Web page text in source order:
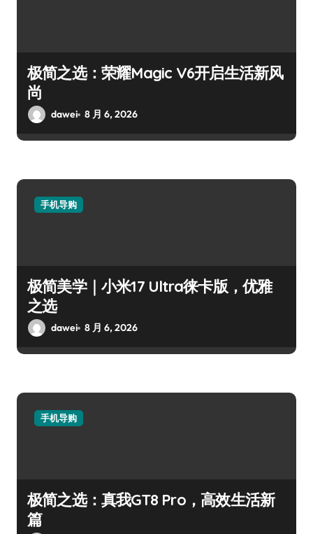
极简之选：荣耀Magic V6开启生活新风
尚
dawei 8 月 6, 2026
手机导购
极简美学｜小米17 Ultra徕卡版，优雅
之选
dawei 8 月 6, 2026
手机导购
极简之选：真我GT8 Pro，高效生活新
篇